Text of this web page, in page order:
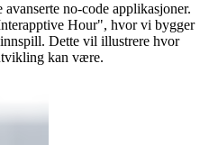
no-code applikasjoner.
Hour", hvor vi bygger
Dette vil illustrere hvor
kan være.